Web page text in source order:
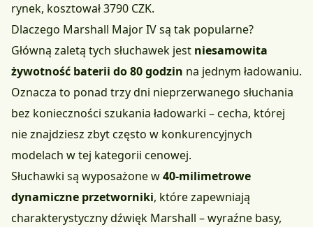
rynek, kosztował 3790 CZK.
Dlaczego Marshall Major IV są tak popularne?
Główną zaletą tych słuchawek jest niesamowita
żywotność baterii do 80 godzin na jednym ładowaniu.
Oznacza to ponad trzy dni nieprzerwanego słuchania
bez konieczności szukania ładowarki – cecha, której
nie znajdziesz zbyt często w konkurencyjnych
modelach w tej kategorii cenowej.
Słuchawki są wyposażone w40-milimetrowe
dynamiczne przetworniki, które zapewniają
charakterystyczny dźwięk Marshall – wyraźne basy,